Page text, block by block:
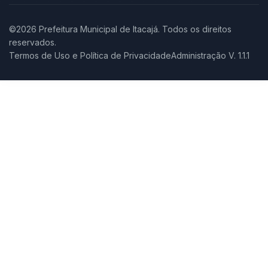
©2026 Prefeitura Municipal de Itacajá. Todos os direitos
reservados.
Termos de Uso e Política de PrivacidadeAdministração V. 1.1.1